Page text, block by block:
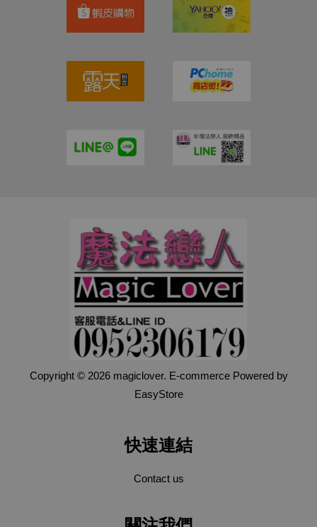
Copyright © 2026 magiclover. E-commerce Powered by
EasyStore
快速連結
Contact us